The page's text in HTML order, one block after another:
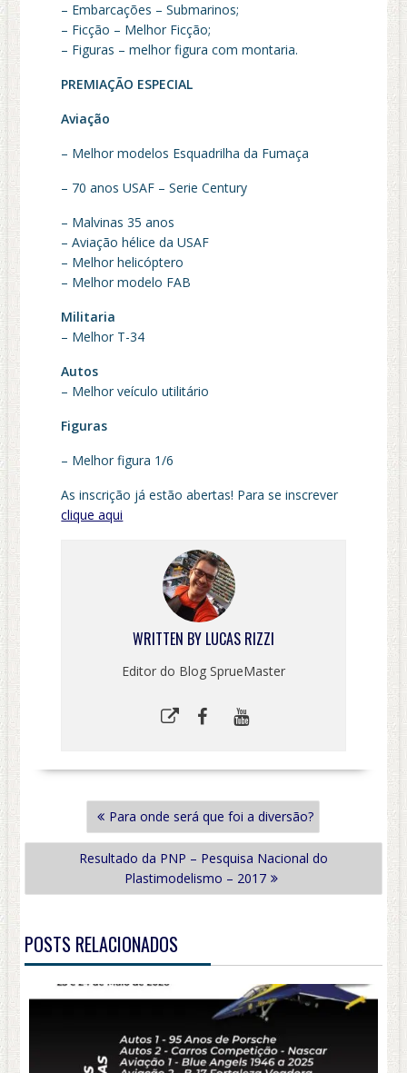
– Embarcações – Submarinos;
– Ficção – Melhor Ficção;
– Figuras – melhor figura com montaria.
PREMIAÇÃO ESPECIAL
Aviação
– Melhor modelos Esquadrilha da Fumaça
– 70 anos USAF – Serie Century
– Malvinas 35 anos
– Aviação hélice da USAF
– Melhor helicóptero
– Melhor modelo FAB
Militaria
– Melhor T-34
Autos
– Melhor veículo utilitário
Figuras
– Melhor figura 1/6
As inscrição já estão abertas! Para se inscrever
clique aqui
WRITTEN BY LUCAS RIZZI
Editor do Blog SprueMaster
NAVEGAÇÃO
POST
Para onde será que foi a diversão?
Resultado da PNP – Pesquisa Nacional do
Plastimodelismo – 2017
POSTS RELACIONADOS